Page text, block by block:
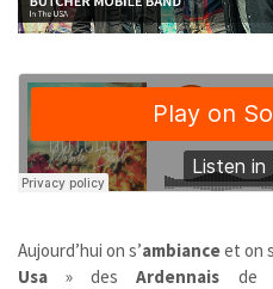
Aujourd’hui on s’ambianceet on
Usa » desArdennais de